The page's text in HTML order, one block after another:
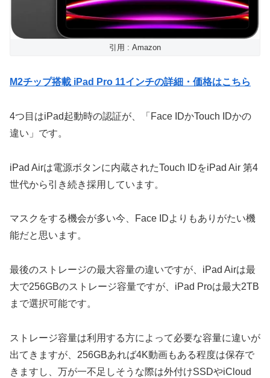
引用 : Amazon
M2チップ搭載 iPad Pro 11インチの詳細・価格はこちら
4つ目はiPad起動時の認証が、「Face IDかTouch IDかの
違い」です。
iPad Airは電源ボタンに内蔵されたTouch IDをiPad Air 第4
世代から引き続き採用しています。
マスクをする機会が多い今、Face IDよりもありがたい機
能だと思います。
最後のストレージの最大容量の違いですが、iPad Airは最
大で256GBのストレージ容量ですが、iPad Proは最大2TB
まで選択可能です。
ストレージ容量は利用する方によって必要な容量に違いが
出てきますが、256GBあれば4K動画もある程度は保存で
きますし、万が一不足しそうな際は外付けSSDやiCloud